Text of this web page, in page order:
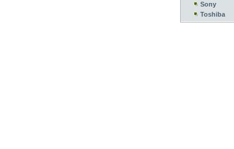
Sony
Toshiba